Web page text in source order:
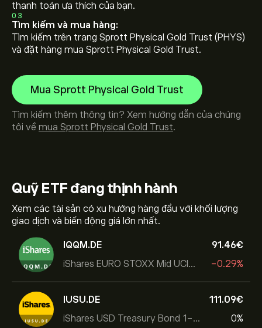
Quỹ ETF đang thịnh hành
Xem các tài sản có xu hướng hàng đầu với khối lượng
giao dịch và biến động giá lớn nhất.
IQQM.DE
iShares EURO STOXX Mid UCITS ETF
91.46‎€‎
-0.29%
IUSU.DE
iShares USD Treasury Bond 1-3yr UCITS ETF
111.09‎€‎
0%
thanh toán ưa thích của bạn.
03
Tìm kiếm và mua hàng:
Tìm kiếm trên trang Sprott Physical Gold Trust (PHYS)
và đặt hàng mua Sprott Physical Gold Trust.
Mua Sprott Physical Gold Trust
Tìm kiếm thêm thông tin? Xem hướng dẫn của chúng
tôi về mua Sprott Physical Gold Trust.